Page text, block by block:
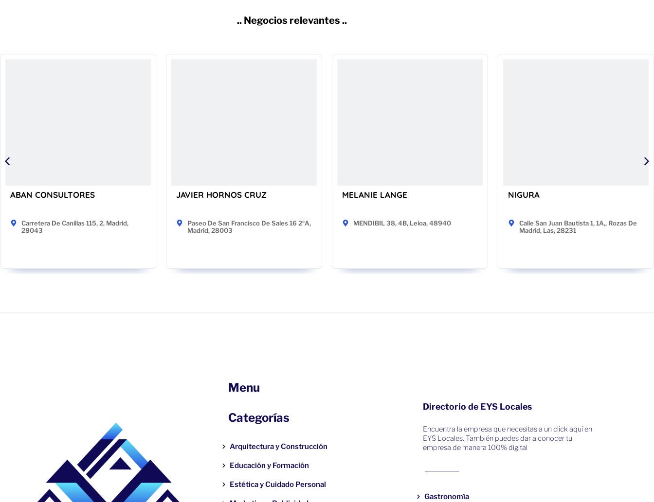
.. Negocios relevantes ..
ABAN CONSULTORES
Carretera De Canillas 115, 2, Madrid,
28043
JAVIER HORNOS CRUZ
Paseo De San Francisco De Sales 16 2ºA,
Madrid, 28003
MELANIE LANGE
MENDIBIL 38, 4B, Leioa, 48940
NIGURA
Calle San Juan Bautista 1, 1A,, Rozas De
Madrid, Las, 28231
Menu
Categorías
Arquitectura y Construcción
Educación y Formación
Estética y Cuidado Personal
Directorio de EYS Locales
Encuentra la empresa que necesitas a un click aquí en
EYS Locales. También puedes dar a conocer tu
empresa de manera 100% digital
Gastronomía